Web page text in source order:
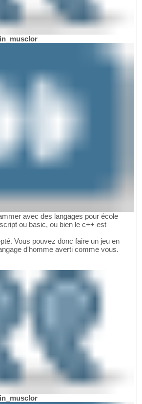
avec des langages pour école
ou basic, ou bien le c++ est
Vous pouvez donc faire un jeu en
d'homme averti comme vous.